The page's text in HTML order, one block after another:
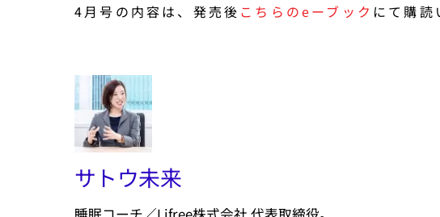
4月号の内容は、発売後 こちらのeーブック にて購読
サトウ未来